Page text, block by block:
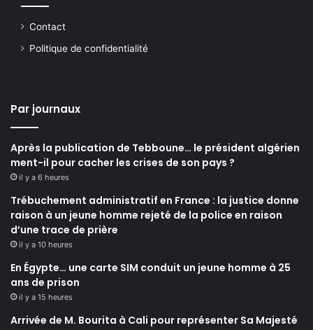
Contact
Politique de confidentialité
Par journaux
Après la publication de Tebboune… le président algérien
ment-il pour cacher les crises de son pays ?
il y a 6 heures
Trébuchement administratif en France : la justice donne
raison à un jeune homme rejeté de la police en raison
d’une trace de prière
il y a 10 heures
En Égypte… une carte SIM conduit un jeune homme à 25
ans de prison
il y a 15 heures
Arrivée de M. Bourita à Cali pour représenter Sa Majesté